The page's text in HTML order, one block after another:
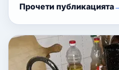
Прочети публикацията